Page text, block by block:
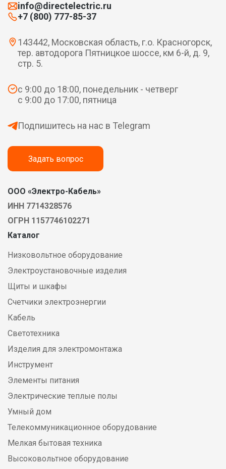
info@directelectric.ru
+7 (800) 777-85-37
143442, Московская область, г.о. Красногорск,
тер. автодорога Пятницкое шоссе, км 6-й, д. 9,
стр. 5.
с 9:00 до 18:00, понедельник - четверг
с 9:00 до 17:00, пятница
Подпишитесь на нас в Telegram
Задать вопрос
ООО «Электро-Кабель»
ИНН 7714328576
ОГРН 1157746102271
Каталог
Низковольтное оборудование
Электроустановочные изделия
Щиты и шкафы
Счетчики электроэнергии
Кабель
Светотехника
Изделия для электромонтажа
Инструмент
Элементы питания
Электрические теплые полы
Умный дом
Телекоммуникационное оборудование
Мелкая бытовая техника
Высоковольтное оборудование